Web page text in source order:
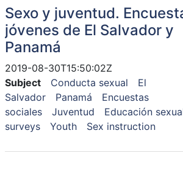
Sexo y juventud.
jóvenes de El Salvador y
Panamá
2019-08-30T15:50:02Z
Subject
Conducta sexual
El
Salvador
Panamá
Encuestas
sociales
Juventud Educación
surveys
Youth Sex instruction